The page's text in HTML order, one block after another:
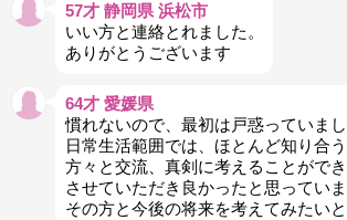
57才 静岡県 浜松市
いい方と連絡とれました。
ありがとうございます
64才 愛媛県
慣れないので、最初は戸惑っていまし
日常生活範囲では、ほとんど知り合
方々と交流、真剣に考えることがで
させていただき良かったと思っていま
その方と今後の将来を考えてみたいと